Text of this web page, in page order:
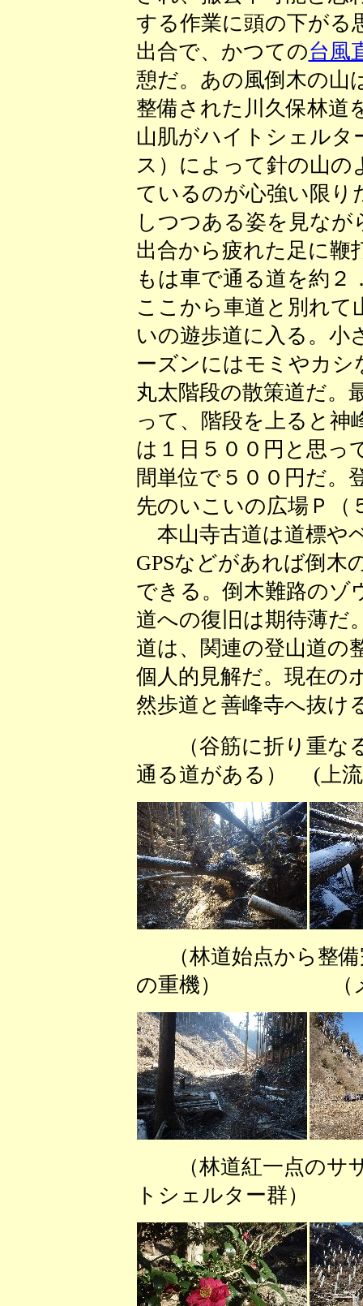
する作業に頭の下がる
出合で、かつての台風
憩だ。あの風倒木の山
整備された川久保林道
山肌がハイトシェルタ
ス）によって針の山の
ているのが心強い限り
しつつある姿を見なが
出合から疲れた足に鞭
もは車で通る道を約２
ここから車道と別れて
いの遊歩道に入る。小
ーズンにはモミやカシ
丸太階段の散策道だ。
って、階段を上ると神
は１日５００円と思っ
間単位で５００円だ。
先のいこいの広場Ｐ（
本山寺古道は道標や
GPSなどがあれば倒木
できる。倒木難路のゾ
道への復旧は期待薄だ
道は、関連の登山道の
個人的見解だ。現在の
然歩道と善峰寺へ抜け
（谷筋に折り重な
通る道がある） (上流
（林道始点から整
の重機） （メガ
（林道紅一点のサ
トシェルター群）